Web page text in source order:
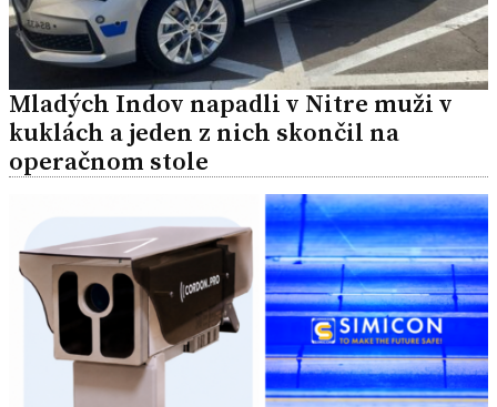
Mladých Indov napadli v Nitre muži v
kuklách a jeden z nich skončil na
operačnom stole